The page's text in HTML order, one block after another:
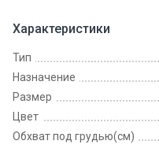
Характеристики
Тип
Назначение
Размер
Цвет
Обхват под грудью(см)